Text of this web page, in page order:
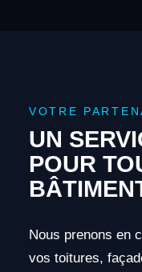
VOTRE
UN
POUR
Nous prenons en
vos toitures,